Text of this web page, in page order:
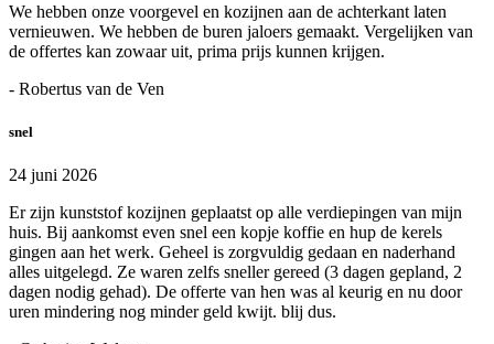
We hebben onze voorgevel en kozijnen aan de achterkant laten
vernieuwen. We hebben de buren jaloers gemaakt. Vergelijken van
de offertes kan zowaar uit, prima prijs kunnen krijgen.
- Robertus van de Ven
snel
24 juni 2026
Er zijn kunststof kozijnen geplaatst op alle verdiepingen van mijn
huis. Bij aankomst even snel een kopje koffie en hup de kerels
gingen aan het werk. Geheel is zorgvuldig gedaan en naderhand
alles uitgelegd. Ze waren zelfs sneller gereed (3 dagen gepland, 2
dagen nodig gehad). De offerte van hen was al keurig en nu door
uren mindering nog minder geld kwijt. blij dus.